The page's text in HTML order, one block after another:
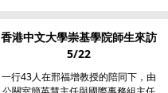
香港中文大學崇基學院師生來訪
5/22
一行43人在邢福增教授的陪同下，由